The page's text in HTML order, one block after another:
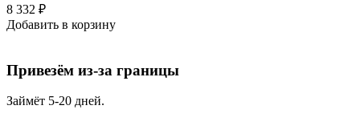
8 332 ₽
Добавить в корзину
Привезём из-за границы
Займёт 5-20 дней.